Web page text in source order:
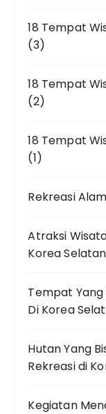
18 Tempat
(3)
18 Tempat
(2)
18 Tempat
(1)
Rekreasi
Atraksi
Korea Selatan
Tempat Yang
Di Korea
Hutan Yang
Rekreasi di
Kegiatan